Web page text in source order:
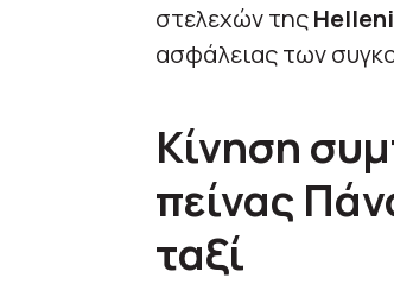
στελεχών της
ασφάλειας των
Κίνηση
πείνας
ταξί